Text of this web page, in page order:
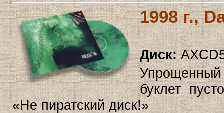
1998 г.,
Диск:
Упрощенный
буклет
«Не пиратский диск!»